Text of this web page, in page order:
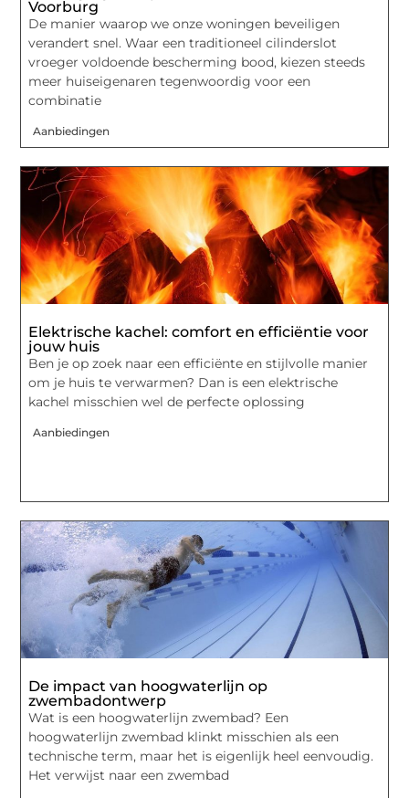
Voorburg
De manier waarop we onze woningen beveiligen
verandert snel. Waar een traditioneel cilinderslot
vroeger voldoende bescherming bood, kiezen steeds
meer huiseigenaren tegenwoordig voor een
combinatie
Aanbiedingen
Elektrische kachel: comfort en efficiëntie voor
jouw huis
Ben je op zoek naar een efficiënte en stijlvolle manier
om je huis te verwarmen? Dan is een elektrische
kachel misschien wel de perfecte oplossing
Aanbiedingen
De impact van hoogwaterlijn op
zwembadontwerp
Wat is een hoogwaterlijn zwembad? Een
hoogwaterlijn zwembad klinkt misschien als een
technische term, maar het is eigenlijk heel eenvoudig.
Het verwijst naar een zwembad